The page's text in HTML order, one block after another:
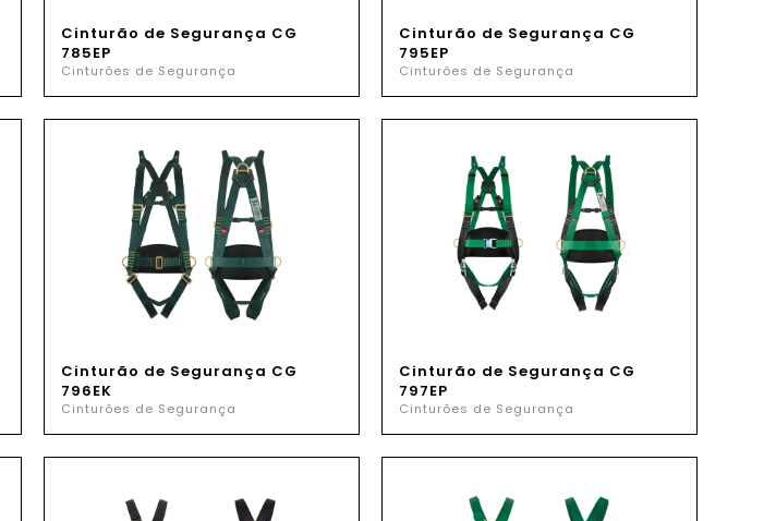
Cinturão de Segurança CG
785EP
Cinturões de Segurança
Cinturão de Segurança CG
795EP
Cinturões de Segurança
Cinturão de Segurança CG
796EK
Cinturões de Segurança
Cinturão de Segurança CG
797EP
Cinturões de Segurança